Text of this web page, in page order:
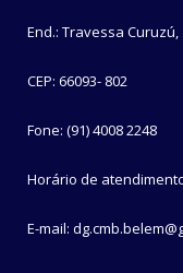
End.: Travessa Curuzú,
CEP: 66093- 802
Fone: (91) 4008 2248
Horário de
E-mail: